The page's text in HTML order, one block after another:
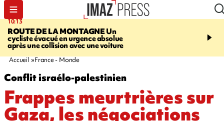
10:13
ROUTE DE LA MONTAGNEUn
cycliste évacué en urgence absolue
après une collision avec une voiture
12:23
peuvent éclater et
Accueil France - Monde
Conflit israélo-palestinien
Frappes meurtrières sur
Gaza, les négociations